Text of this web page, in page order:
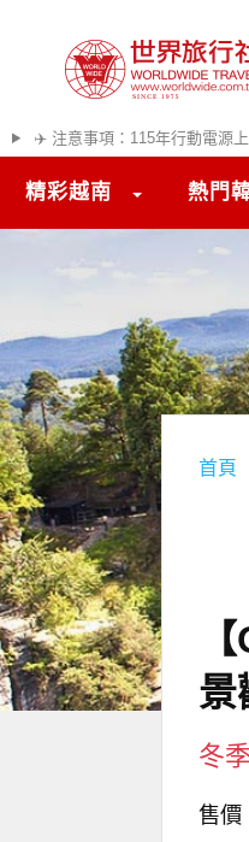
✈️ 注意事項：115年行動電源
精彩越南 熱門
首頁
景
冬
售價